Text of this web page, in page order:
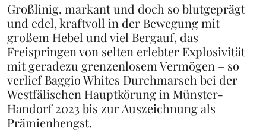
Sprehe Online Fohlen Auktion
Großlinig, markant und doch so blutgeprägt
und edel, kraftvoll in der Bewegung mit
großem Hebel und viel Bergauf, das
Freispringen von selten erlebter Explosivität
mit geradezu grenzenlosem Vermögen – so
verlief Baggio Whites Durchmarsch bei der
Westfälischen Hauptkörung in Münster-
Handorf 2023 bis zur Auszeichnung als
Prämienhengst.